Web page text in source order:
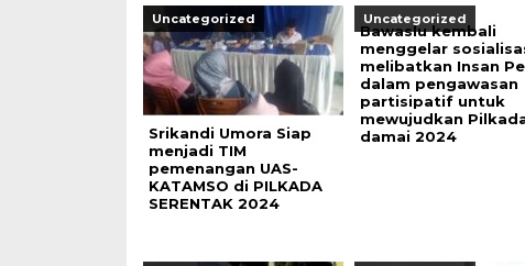
Uncategorized
Srikandi Umora Siap
menjadi TIM
pemenangan UAS-
KATAMSO di PILKADA
SERENTAK 2024
Uncategorized
Bawaslu kembali
menggelar
melibatkan Insan
dalam pengawasan
partisipatif untuk
mewujudkan
damai 2024